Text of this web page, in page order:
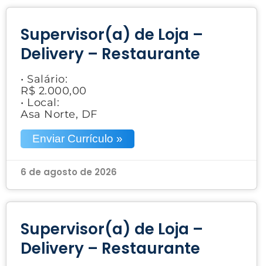
Supervisor(a) de Loja –
Delivery – Restaurante
• Salário:
R$ 2.000,00
• Local:
Asa Norte, DF
Enviar Currículo »
6 de agosto de 2026
Supervisor(a) de Loja –
Delivery – Restaurante